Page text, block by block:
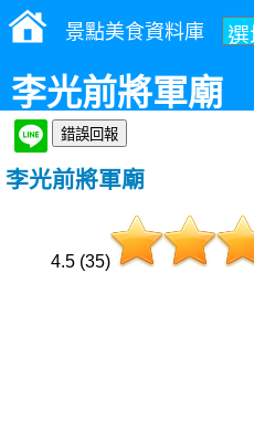
景點美食資料庫
李光前將軍廟
李光前將軍廟
4.5 (35)